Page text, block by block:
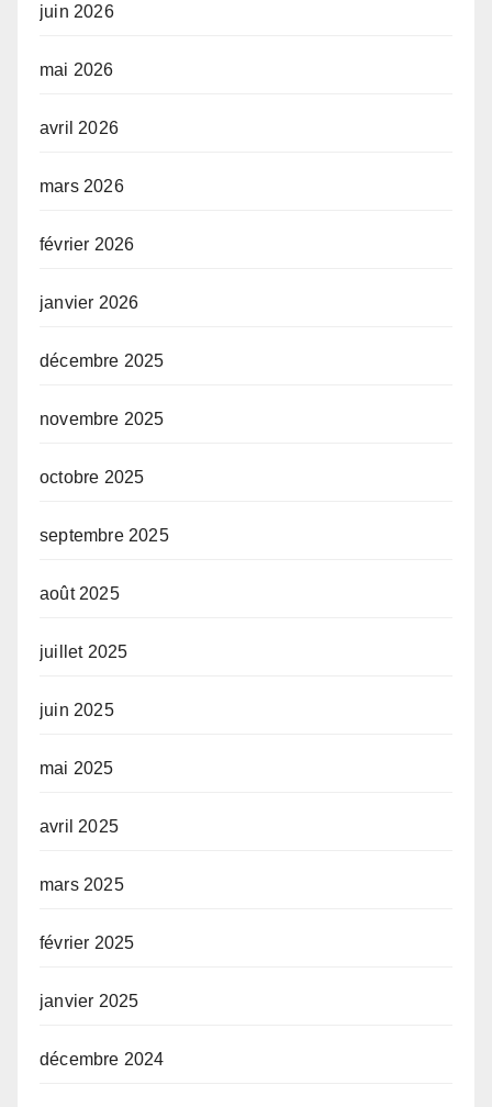
juin 2026
mai 2026
avril 2026
mars 2026
février 2026
janvier 2026
décembre 2025
novembre 2025
octobre 2025
septembre 2025
août 2025
juillet 2025
juin 2025
mai 2025
avril 2025
mars 2025
février 2025
janvier 2025
décembre 2024